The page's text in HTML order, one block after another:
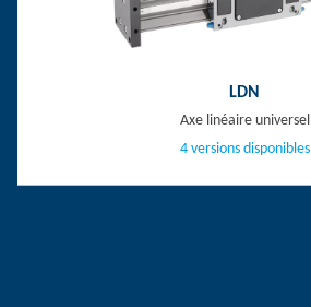
LDN
Axe linéaire universel
4 versions disponibles